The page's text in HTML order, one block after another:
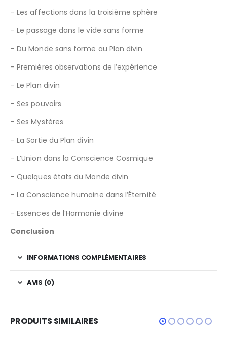
– Les affections dans la troisième sphère
– Le passage dans le vide sans forme
– Du Monde sans forme au Plan divin
– Premières observations de l’expérience
– Le Plan divin
– Ses pouvoirs
– Ses Mystères
– La Sortie du Plan divin
– L’Union dans la Conscience Cosmique
– Quelques états du Monde divin
– La Conscience humaine dans l’Éternité
– Essences de l’Harmonie divine
Conclusion
INFORMATIONS COMPLÉMENTAIRES
AVIS (0)
PRODUITS SIMILAIRES